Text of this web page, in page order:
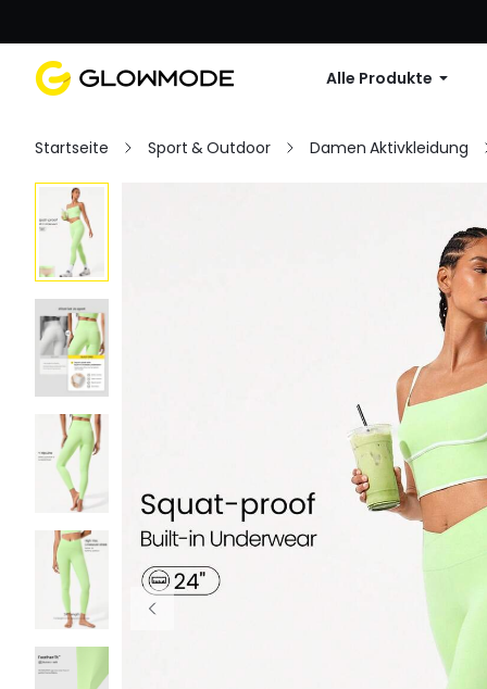
Alle Produkte
Startseite Sport & Outdoor Damen Aktivkleidung